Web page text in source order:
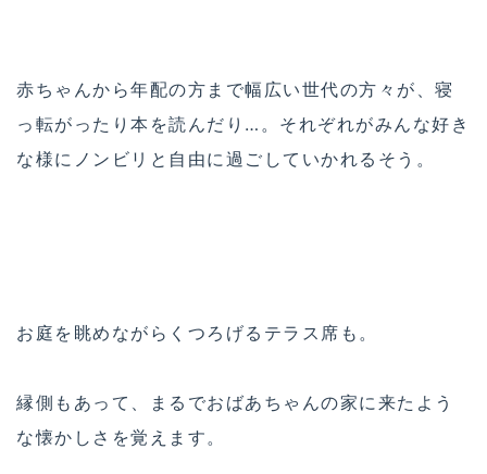
赤ちゃんから年配の方まで幅広い世代の方々が、寝
っ転がったり本を読んだり…。それぞれがみんな好き
な様にノンビリと自由に過ごしていかれるそう。
お庭を眺めながらくつろげるテラス席も。
縁側もあって、まるでおばあちゃんの家に来たよう
な懐かしさを覚えます。